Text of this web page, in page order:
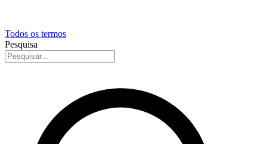
Todos os termos
Pesquisa